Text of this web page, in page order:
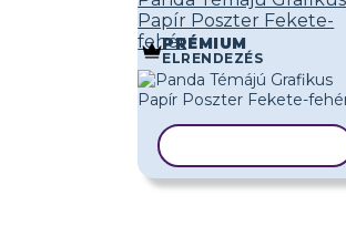
Papír Poszter Fekete-
fehérPRÉMIUM
ELRENDEZÉS